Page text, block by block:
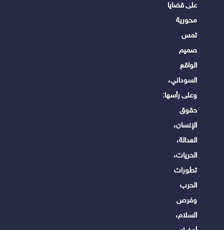
على قضايا
محورية
تمس
صميم
الواقع
السوداني،
وعلى رأسها:
حقوق
الإنسان،
العدالة،
الحريات،
تطورات
الحرب
وفرص
السلام،